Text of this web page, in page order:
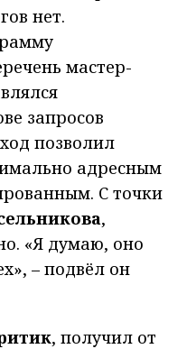
нет.
мастер-
запросов
позволил
адресным
С точки
,
«Я думаю, оно
– подвёл он
, получил от